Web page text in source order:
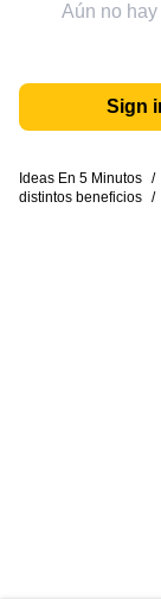
Aún no hay
Sign
Ideas En 5 Minutos /
distintos beneficios /